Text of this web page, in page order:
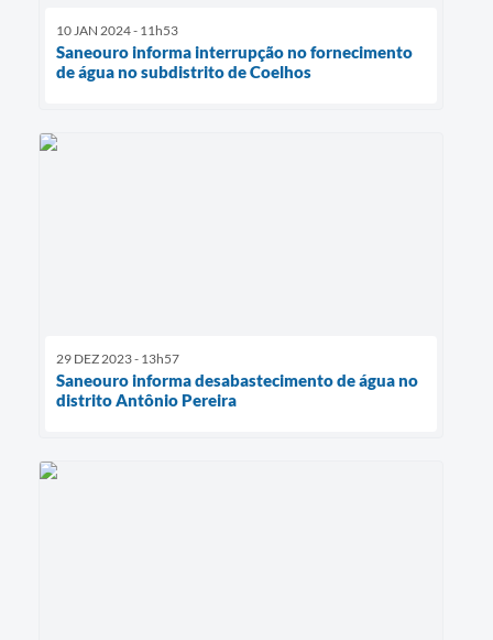
10 JAN 2024 - 11h53
Saneouro informa interrupção no fornecimento
de água no subdistrito de Coelhos
29 DEZ 2023 - 13h57
Saneouro informa desabastecimento de água no
distrito Antônio Pereira